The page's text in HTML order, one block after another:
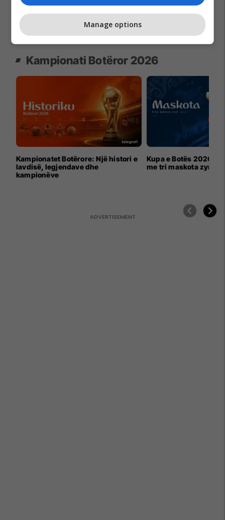
Fafa Resorts
Kampionati Botëror 2026
Kampionatet Botërore: Një histori e
lavdisë, legjendave dhe
kampionëve
Kupa e Botës 2026
me tri maskota zyrtare
Manage options